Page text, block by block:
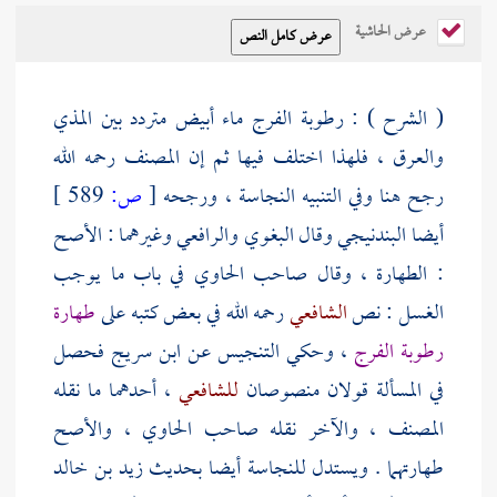
عرض الحاشية
( الشرح ) : رطوبة الفرج ماء أبيض متردد بين المذي
والعرق ، فلهذا اختلف فيها ثم إن المصنف رحمه الله
رجح هنا وفي التنبيه النجاسة ، ورجحه [ص:
أيضاالبندنيجيوقالالبغويوالرافعيوغيرهما : الأصح
: الطهارة ، وقال صاحب الحاوي في باب ما يوجب
الغسل : نصالشافعيرحمه الله في بعض كتبه علىطهارة
رطوبة الفرج ، وحكي التنجيس عنابن سريج فحصل
في المسألة قولان منصوصان للشافعي ، أحدهما ما نقله
المصنف ، والآخر نقله صاحب الحاوي ، والأصح
طهارتهما . ويستدل للنجاسة أيضا بحديثزيد بن خالد